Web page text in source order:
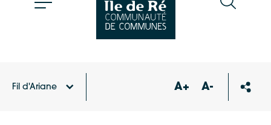
Fil d'Ariane A+ A-